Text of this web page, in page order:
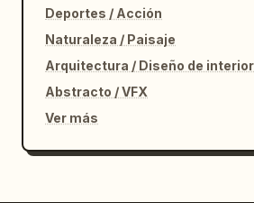
Deportes / Acción
Naturaleza / Paisaje
Arquitectura / Diseño de
Abstracto / VFX
Ver más